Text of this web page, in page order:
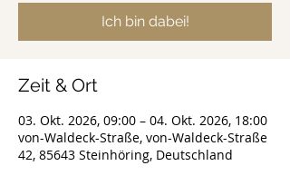
Ich bin dabei!
Zeit & Ort
03. Okt. 2026, 09:00 – 04. Okt. 2026, 18:00
von-Waldeck-Straße, von-Waldeck-Straße
42, 85643 Steinhöring, Deutschland